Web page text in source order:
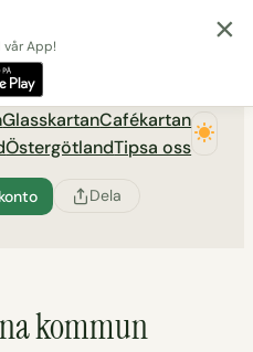
tadigut.nu
GlasskartanCafékartan
ÖstergötlandTipsa oss
Dela
kommun
App! ×